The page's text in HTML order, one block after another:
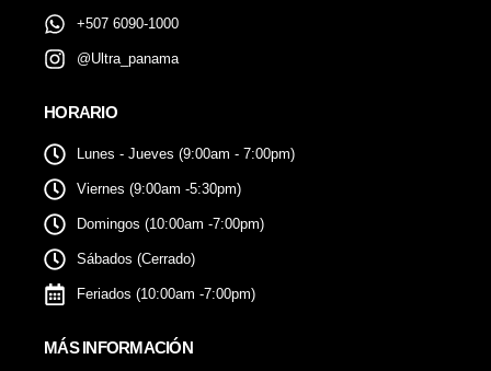
+507 6090-1000
@Ultra_panama
HORARIO
Lunes - Jueves (9:00am - 7:00pm)
Viernes (9:00am -5:30pm)
Domingos (10:00am -7:00pm)
Sábados (Cerrado)
Feriados (10:00am -7:00pm)
MÁS INFORMACIÓN